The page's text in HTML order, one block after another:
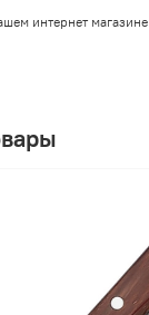
интернет